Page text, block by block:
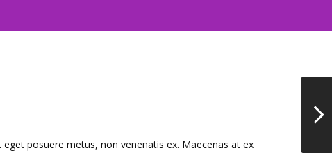
posuere metus, non venenatis ex. Maecenas at ex